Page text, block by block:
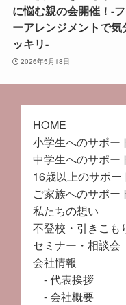
に悩む親の会開催！-
ーアレンジメントで気
ッキリ-
2026年5月18日
HOME
小学生へのサポー
中学生へのサポー
16歳以上のサポー
ご家族へのサポー
私たちの想い
不登校・引きこも
セミナー・相談会
会社情報
代表挨拶
会社概要